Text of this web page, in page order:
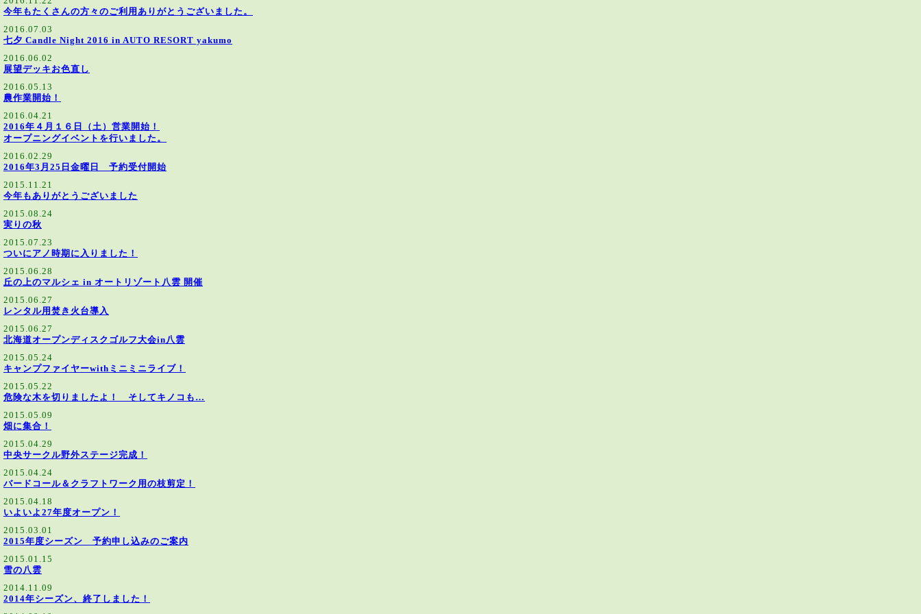
今年もたくさんの方々のご利用ありがとうございました。
2016.07.03
七夕 Candle Night 2016 in AUTO RESORT yakumo
2016.06.02
展望デッキお色直し
2016.05.13
農作業開始！
2016.04.21
2016年４月１６日（土）営業開始！
オープニングイベントを行いました。
2016.02.29
2016年3月25日金曜日 予約受付開始
2015.11.21
今年もありがとうございました
2015.08.24
実りの秋
2015.07.23
ついにアノ時期に入りました！
2015.06.28
丘の上のマルシェ in オートリゾート八雲 開催
2015.06.27
レンタル用焚き火台導入
2015.06.27
北海道オープンディスクゴルフ大会in八雲
2015.05.24
キャンプファイヤーwithミニミニライブ！
2015.05.22
危険な木を切りましたよ！ そしてキノコも…
2015.05.09
畑に集合！
2015.04.29
中央サークル野外ステージ完成！
2015.04.24
バードコール＆クラフトワーク用の枝剪定！
2015.04.18
いよいよ27年度オープン！
2015.03.01
2015年度シーズン 予約申し込みのご案内
2015.01.15
雪の八雲
2014.11.09
2014年シーズン、終了しました！